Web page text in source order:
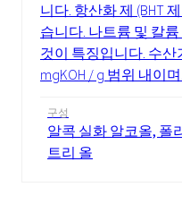
니다. 항산화 제 (BHT
습니다. 나트륨 및 칼
것이 특징입니다. 수산
mgKOH / g 범위 내이며
구성
알콕 실화 알코올, 폴
트리 올